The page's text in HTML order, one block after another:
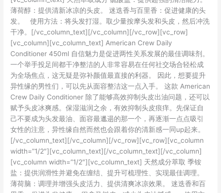
薄荷醇：提供清新冰凉的头皮。 迷迭香与百里香：促进健康的头
发。 使用方法：将头发打湿。取少量按摩头发和头皮，然后冲洗
干净。[/vc_column_text][/vc_column][/vc_row][vc_row]
[vc_column][vc_column_text] American Crew Daily
Conditioner 450ml 自信魅力是促进两性关系发展的最佳调味剂。
一个举手投足间都干净整洁的人非常容易在任何社交场合轻松成
为全场焦点，这无疑是弥补颜值最直接的利器。 因此，想要提升
异性缘的男性们，可以先从面容整洁这一点入手。 这款 American
Crew Daily Conditioner 除了能够高效抑制头皮出油问题，还可以
赋予头皮冰爽感。保湿滋润之余，有效抑制头皮痕痒。先保证自
己不要成为头发最油、面容最邋遢的那一个，再逐渐一点点吸引
女性的注意，异性缘自然而然也会跟着你的清新感一同up起来。
[/vc_column_text][/vc_column][/vc_row][vc_row][vc_column
width=”1/2″][vc_column_text][/vc_column_text][/vc_column]
[vc_column width=”1/2″][vc_column_text] 天然成分萃取 季铵
盐：提供润滑性并避免在缠结、提升可梳理性、实现最佳调理。
薄荷脑：调理并增强头皮活力、提供清爽冰凉效果。 迷迭香和百